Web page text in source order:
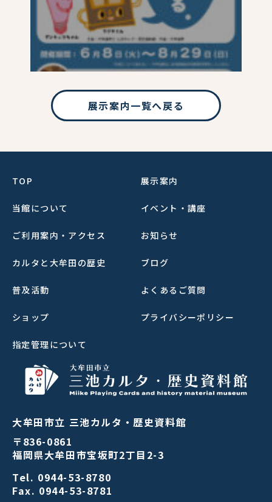
展示案内一覧へ戻る
TOP
当館について
ご利用案内・アクセス
カルタと大牟田の歴史
普及活動
ショップ
指定管理について
展示案内
イベント・講座
お知らせ
ブログ
よくあるご質問
プライバシーポリシー
大牟田市立 三池カルタ・歴史資料館
〒836-0861
福岡県大牟田市宝坂町2丁目2-3
Tel. 0944-53-8780
Fax. 0944-53-8781